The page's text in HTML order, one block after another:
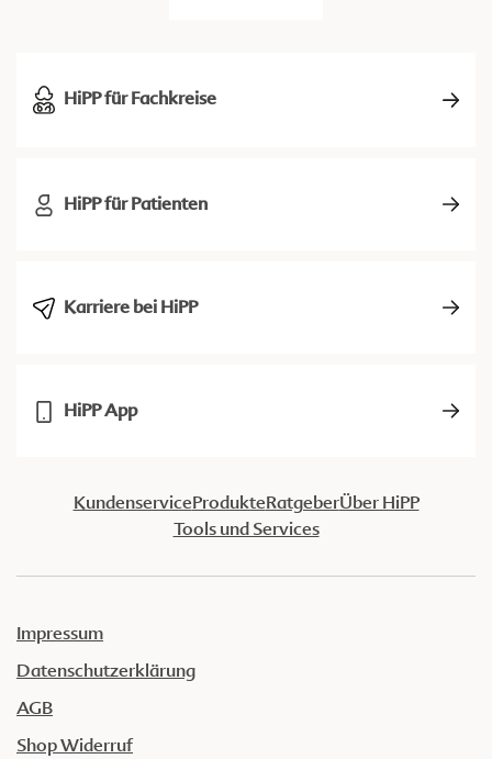
HiPP für Fachkreise
HiPP für Patienten
Karriere bei HiPP
HiPP App
KundenserviceProdukteRatgeberÜber HiPP
Tools und Services
Impressum
Datenschutzerklärung
AGB
Shop Widerruf